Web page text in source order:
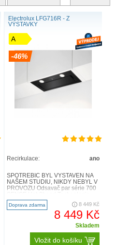
Electrolux LFG716R - Z
VÝSTAVKY
A
-46%
Recirkulace: ano
SPOTŘEBIČ BYL VYSTAVEN NA
NAŠEM STUDIU, NIKDY NEBYL V
PROVOZU Odsavač par série 700
Hob2Hood® znamená, že varná
deska..
Doprava zdarma 8 449 Kč
8 449 Kč
Skladem
Vložit do košíku